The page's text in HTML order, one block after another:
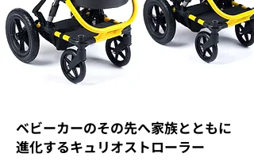
ベビーカーのその先へ家族とともに
進化するキュリオストローラー